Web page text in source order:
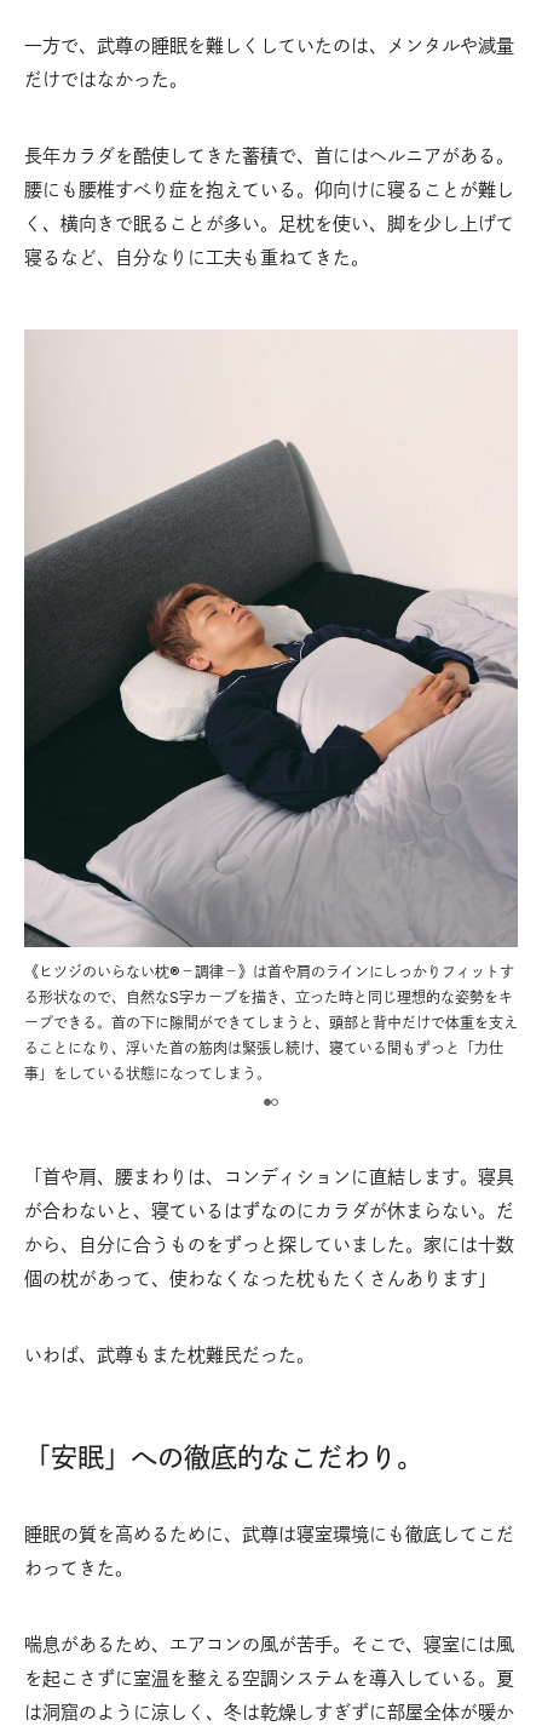
一方で、武尊の睡眠を難しくしていたのは、メンタルや減量
だけではなかった。
長年カラダを酷使してきた蓄積で、首にはヘルニアがある。
腰にも腰椎すべり症を抱えている。仰向けに寝ることが難し
く、横向きで眠ることが多い。足枕を使い、脚を少し上げて
寝るなど、自分なりに工夫も重ねてきた。
《ヒツジのいらない枕®－調律－》は首や肩のラインにしっかりフィットす
る形状なので、自然なS字カーブを描き、立った時と同じ理想的な姿勢をキ
ープできる。首の下に隙間ができてしまうと、頭部と背中だけで体重を支え
ることになり、浮いた首の筋肉は緊張し続け、寝ている間もずっと「力仕
事」をしている状態になってしまう。
「首や肩、腰まわりは、コンディションに直結します。寝具
が合わないと、寝ているはずなのにカラダが休まらない。だ
から、自分に合うものをずっと探していました。家には十数
個の枕があって、使わなくなった枕もたくさんあります」
いわば、武尊もまた枕難民だった。
「安眠」への徹底的なこだわり。
睡眠の質を高めるために、武尊は寝室環境にも徹底してこだ
わってきた。
喘息があるため、エアコンの風が苦手。そこで、寝室には風
を起こさずに室温を整える空調システムを導入している。夏
は洞窟のように涼しく、冬は乾燥しすぎずに部屋全体が暖か